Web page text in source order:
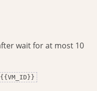
wait for at most 10